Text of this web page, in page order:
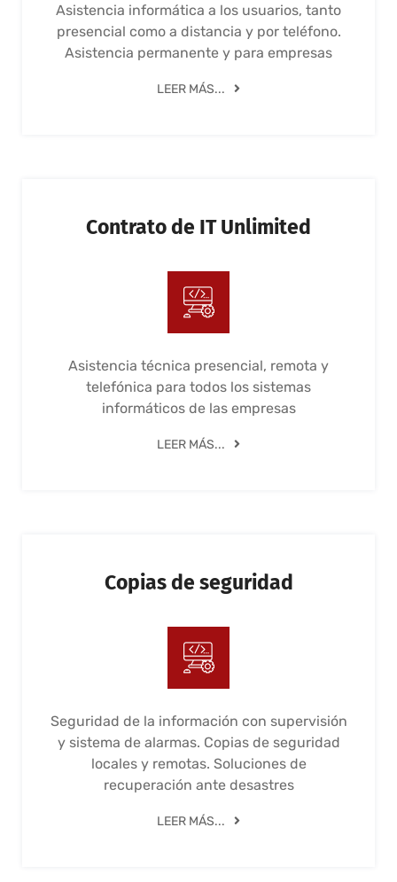
Asistencia informática a los usuarios, tanto
presencial como a distancia y por teléfono.
Asistencia permanente y para empresas
LEER MÁS...
Contrato de IT Unlimited
Asistencia técnica presencial, remota y
telefónica para todos los sistemas
informáticos de las empresas
LEER MÁS...
Copias de seguridad
Seguridad de la información con supervisión
y sistema de alarmas. Copias de seguridad
locales y remotas. Soluciones de
recuperación ante desastres
LEER MÁS...